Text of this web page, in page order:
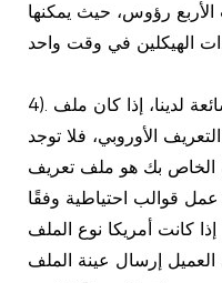
رؤوس، حيث يمكنها
4). هذه الآلة، هي آلة اللحام الشائعة لدينا، إذا كان ملف
الأوروبي، فلا توجد
الخاص بك هو ملف تعريف
عمل قوالب احتياطية وفقًا
كانت أمريكا نوع الملف
إرسال عينة الملف